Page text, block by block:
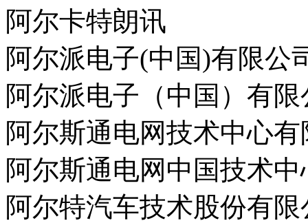
阿尔卡特朗讯
阿尔派电子(中国)有限公
阿尔派电子（中国）有
阿尔斯通电网技术中心
阿尔斯通电网中国技术中
阿尔特汽车技术股份有限